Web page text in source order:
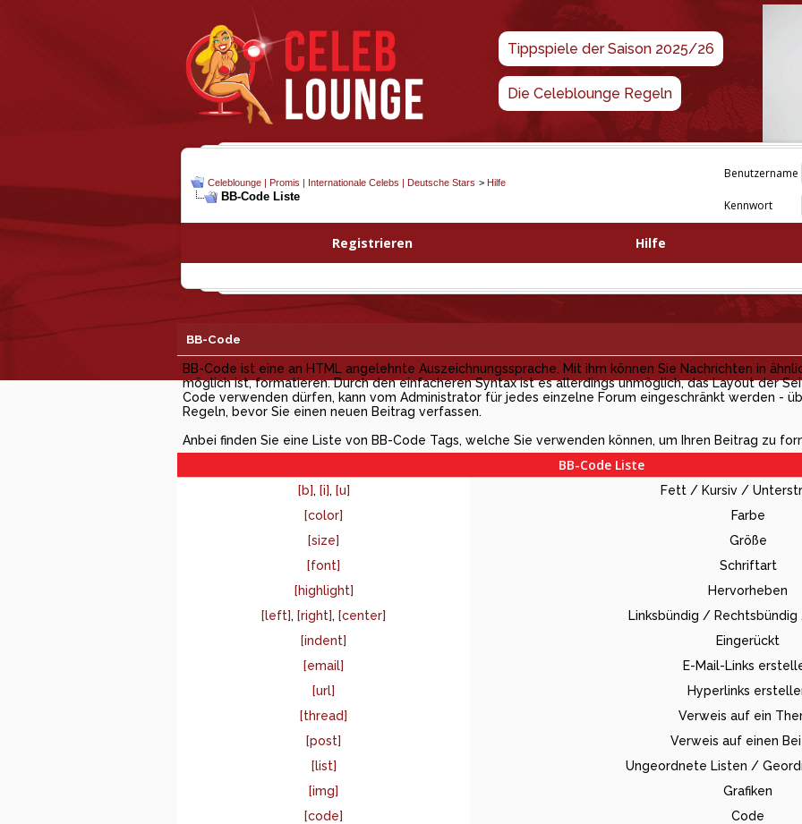
Tippspiele der Saison 2025/26
Die Celeblounge Regeln
Celeblounge | Promis | Internationale Celebs | Deutsche Stars > Hilfe
BB-Code Liste
Benutzername
Kennwort
Registrieren Hilfe
BB-Code
BB-Code ist eine an HTML angelehnte Auszeichnungssprache. Mit ihm können Sie Nachrichten in
möglich ist, formatieren. Durch den einfacheren Syntax ist es allerdings unmöglich, das Layout der
Code verwenden dürfen, kann vom Administrator für jedes einzelne Forum eingeschränkt werden -
Regeln, bevor Sie einen neuen Beitrag verfassen.
Anbei finden Sie eine Liste von BB-Code Tags, welche Sie verwenden können, um Ihren Beitrag zu
BB-Code Liste
[b], [i], [u]
Fett / Kursiv /
[color]
Farbe
[size]
Größe
[font]
Schriftart
[highlight]
Hervorheben
[left], [right], [center]
Linksbündig /
[indent]
Eingerückt
[email]
E-Mail-Links
[url]
Hyperlinks
[thread]
Verweis auf ein
[post]
Verweis auf einen
[list]
Ungeordnete Listen /
[img]
Grafiken
[code]
Code